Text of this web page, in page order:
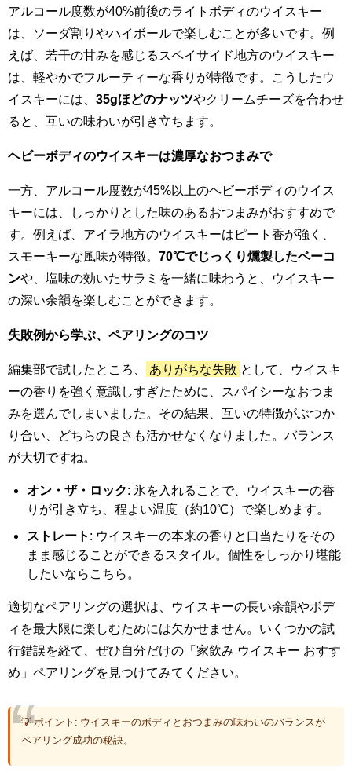
アルコール度数が40%前後のライトボディのウイスキー
は、ソーダ割りやハイボールで楽しむことが多いです。例
えば、若干の甘みを感じるスペイサイド地方のウイスキー
は、軽やかでフルーティーな香りが特徴です。こうしたウ
イスキーには、 35gほどのナッツやクリームチーズを合わせ
ると、互いの味わいが引き立ちます。
ヘビーボディのウイスキーは濃厚なおつまみで
一方、アルコール度数が45%以上のヘビーボディのウイス
キーには、しっかりとした味のあるおつまみがおすすめで
す。例えば、アイラ地方のウイスキーはピート香が強く、
スモーキーな風味が特徴。 70℃でじっくり燻製したベーコ
ンや、塩味の効いたサラミを一緒に味わうと、ウイスキー
の深い余韻を楽しむことができます。
失敗例から学ぶ、ペアリングのコツ
編集部で試したところ、 ありがちな失敗 として、ウイスキ
ーの香りを強く意識しすぎたために、スパイシーなおつま
みを選んでしまいました。その結果、互いの特徴がぶつか
り合い、どちらの良さも活かせなくなりました。バランス
が大切ですね。
オン・ザ・ロック: 氷を入れることで、ウイスキーの香
りが引き立ち、程よい温度（約10℃）で楽しめます。
ストレート : ウイスキーの本来の香りと口当たりをその
まま感じることができるスタイル。個性をしっかり堪能
したいならこちら。
適切なペアリングの選択は、ウイスキーの長い余韻やボデ
ィを最大限に楽しむためには欠かせません。いくつかの試
行錯誤を経て、ぜひ自分だけの「家飲み ウイスキー おすす
め」ペアリングを見つけてみてください。
💡 ポイント: ウイスキーのボディとおつまみの味わいのバランスが
ペアリング成功の秘訣。